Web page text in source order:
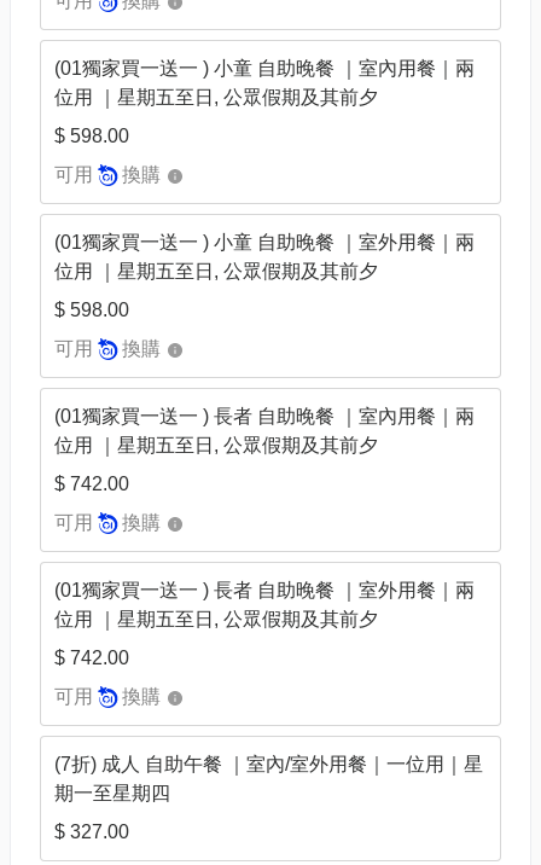
(01獨家買一送一 ) 小童 自助晚餐 ｜室內用餐｜兩
位用 ｜星期五至日, 公眾假期及其前夕
$ 598.00
可用
換購
(01獨家買一送一 ) 小童 自助晚餐 ｜室外用餐｜兩
位用 ｜星期五至日, 公眾假期及其前夕
$ 598.00
可用
換購
(01獨家買一送一 ) 長者 自助晚餐 ｜室內用餐｜兩
位用 ｜星期五至日, 公眾假期及其前夕
$ 742.00
可用
換購
(01獨家買一送一 ) 長者 自助晚餐 ｜室外用餐｜兩
位用 ｜星期五至日, 公眾假期及其前夕
$ 742.00
可用
換購
(7折) 成人 自助午餐 ｜室內/室外用餐｜一位用｜星
期一至星期四
$ 327.00